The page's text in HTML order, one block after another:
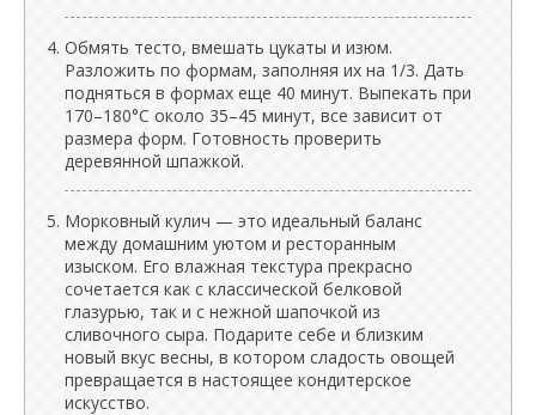
Обмять тесто, вмешать цукаты и изюм.
Разложить по формам, заполняя их на 1/3. Дать
подняться в формах еще 40 минут. Выпекать при
170–180°C около 35–45 минут, все зависит от
размера форм. Готовность проверить
деревянной шпажкой.
Морковный кулич — это идеальный баланс
между домашним уютом и ресторанным
изыском. Его влажная текстура прекрасно
сочетается как с классической белковой
глазурью, так и с нежной шапочкой из
сливочного сыра. Подарите себе и близким
новый вкус весны, в котором сладость овощей
превращается в настоящее кондитерское
искусство.